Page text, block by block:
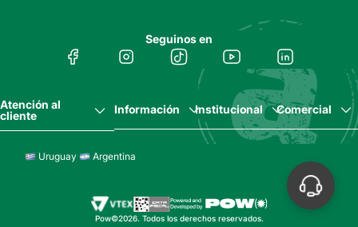
Seguinos en
Atención al
cliente
Información Institucional Comercial
Uruguay Argentina
Pow©2026. Todos los derechos reservados.